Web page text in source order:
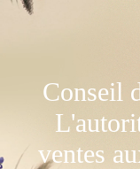
Conseil
ventes